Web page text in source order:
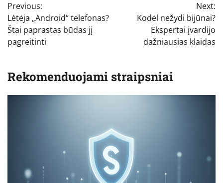
tarp
įrašų
Previous:
Lėtėja „Android“ telefonas?
Štai paprastas būdas jį
pagreitinti
Next:
Kodėl nežydi bijūnai?
Ekspertai įvardijo
dažniausias klaidas
Rekomenduojami straipsniai